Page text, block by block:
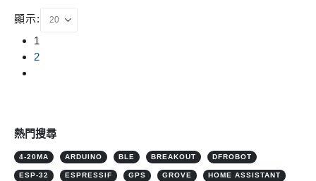
顯示:
1
2
熱門搜尋
4-20MA ARDUINO BLE BREAKOUT DFROBOT
ESP-32 ESPRESSIF GPS GROVE HOME ASSISTANT